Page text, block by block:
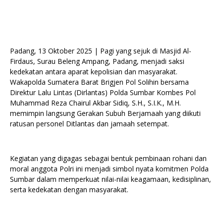
Padang, 13 Oktober 2025 | Pagi yang sejuk di Masjid Al-
Firdaus, Surau Beleng Ampang, Padang, menjadi saksi
kedekatan antara aparat kepolisian dan masyarakat.
Wakapolda Sumatera Barat Brigjen Pol Solihin bersama
Direktur Lalu Lintas (Dirlantas) Polda Sumbar Kombes Pol
Muhammad Reza Chairul Akbar Sidiq, S.H., S.I.K., M.H.
memimpin langsung Gerakan Subuh Berjamaah yang diikuti
ratusan personel Ditlantas dan jamaah setempat.
Kegiatan yang digagas sebagai bentuk pembinaan rohani dan
moral anggota Polri ini menjadi simbol nyata komitmen Polda
Sumbar dalam memperkuat nilai-nilai keagamaan, kedisiplinan,
serta kedekatan dengan masyarakat.